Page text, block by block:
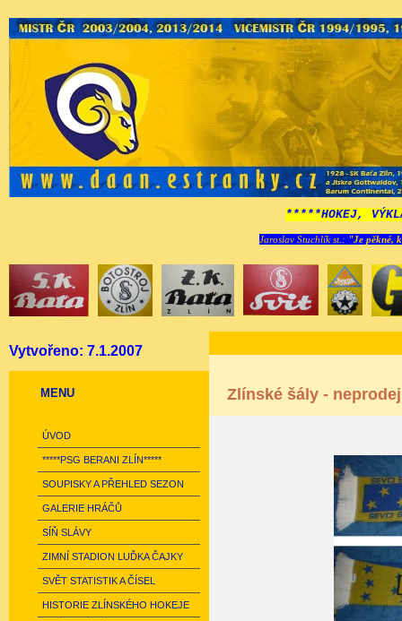
*****HOKEJ,
Jaroslav Stuchlík st.: "Je pěkné,
Vytvořeno: 7.1.2007
MENU
ÚVOD
*****PSG BERANI ZLÍN*****
SOUPISKY A PŘEHLED SEZON
GALERIE HRÁČŮ
SÍŇ SLÁVY
ZIMNÍ STADION LUĎKA ČAJKY
SVĚT STATISTIK A ČÍSEL
HISTORIE ZLÍNSKÉHO HOKEJE
Zlínské šály -